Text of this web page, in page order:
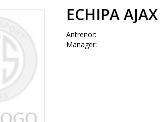
ECHIPA AJAX
Antrenor:
Manager: